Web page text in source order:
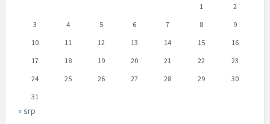
1
2
3
4 5 6 7 8
9
10
11 12 13 14 15
16
17
18 19 20 21 22
23
24
25 26 27 28 29
30
31
« srp